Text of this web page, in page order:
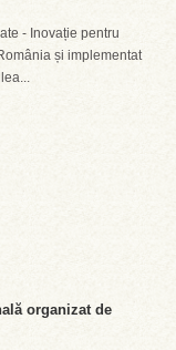
- Inovație pentru
și implementat
organizat de